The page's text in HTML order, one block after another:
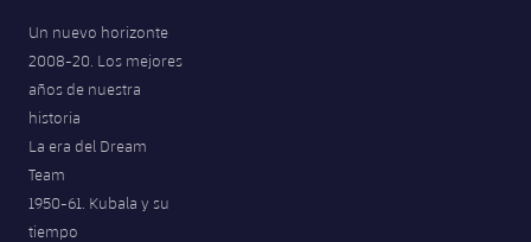
Un nuevo horizonte
2008-20. Los mejores
años de nuestra
historia
La era del Dream
Team
1950-61. Kubala y su
tiempo